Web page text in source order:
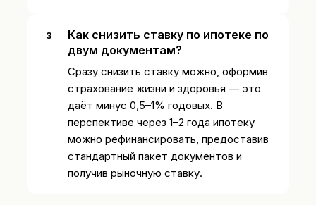
Как снизить ставку по ипотеке по
двум документам?
Сразу снизить ставку можно, оформив
страхование жизни и здоровья — это
даёт минус 0,5–1% годовых. В
перспективе через 1–2 года ипотеку
можно рефинансировать, предоставив
стандартный пакет документов и
получив рыночную ставку.